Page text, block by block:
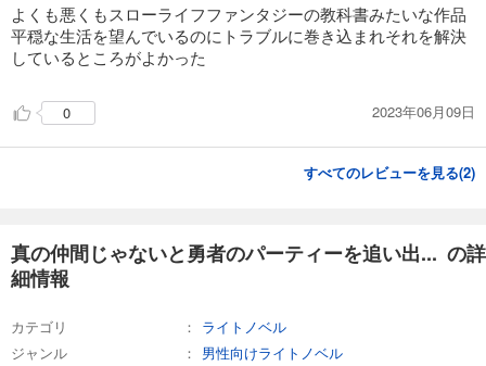
真の仲間じゃないと勇者のパーティーを追い出されたので、辺境でスローライフすることにしました15
902円 (税込)
試し読み
あらすじを表示する
よくも悪くもスローライフファンタジーの教科書みたいな作品
平穏な生活を望んでいるのにトラブルに巻き込まれそれを解決
しているところがよかった
0 2023年06月09日
すべてのレビューを見る(2)
真の仲間じゃないと勇者のパーティーを追い出... の詳
細情報
カテゴリ
ライトノベル
ジャンル
男性向けライトノベル